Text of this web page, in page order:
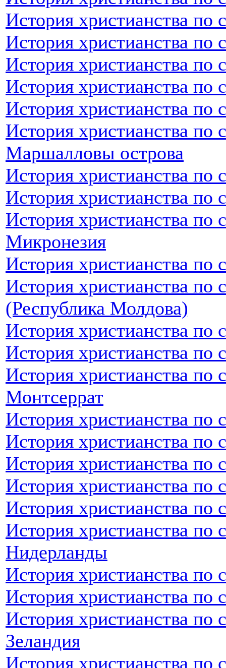
История христианства
История христианства
История христианства
История христианства по
История христианства
История христианства по
Маршалловы острова
История христианства по
История христианства
История христианства по
Микронезия
История христианства
История христианства
(Республика Молдова)
История христианства
История христианства
История христианства по
Монтсеррат
История христианства
История христианства по
История христианства по
История христианства по
История христианства по
История христианства по
Нидерланды
История христианства по
История христианства по
История христианства по
Зеландия
История христианства по